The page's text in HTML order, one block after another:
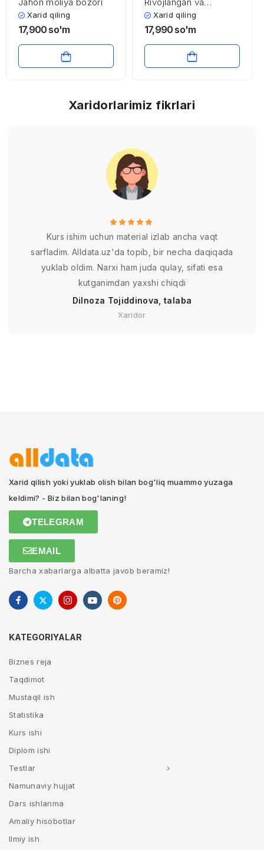
Xarid qiling
17,900 so'm
rivojlanayotgan
mamlakatlarning to’lov
Xarid qiling
17,990 so'm
Xaridorlarimiz fikrlari
Kurs ishim uchun material izlab ancha vaqt
sarfladim. Alldata.uz'da topib, bir necha daqiqada
yuklab oldim. Narxi ham juda qulay, sifati esa
kutganimdan yaxshi chiqdi
Dilnoza Tojiddinova, talaba
Xaridor
Xarid qilish yoki yuklab olish bilan bog'liq muammo yuzaga
keldimi? - Biz bilan bog'laning!
TELEGRAM
EMAIL
Barcha xabarlarga albatta javob beramiz!
KATEGORIYALAR
Biznes reja
Taqdimot
Mustaqil ish
Statistika
Kurs ishi
Diplom ishi
Testlar
Namunaviy hujjat
Dars ishlanma
Amaliy hisobotlar
Ilmiy ish